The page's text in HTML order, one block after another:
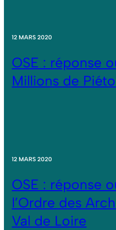
12 MARS 2020
OSE : réponse
Millions de
12 MARS 2020
OSE : réponse
l’Ordre des
Val de Loire